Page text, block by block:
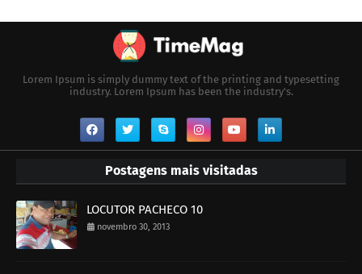
Lorem Ipsum is simply dummy text of the printing and typesetting
industry. Lorem Ipsum has been the industry's.
Postagens mais visitadas
LOCUTOR PACHECO 10
novembro 30, 2013